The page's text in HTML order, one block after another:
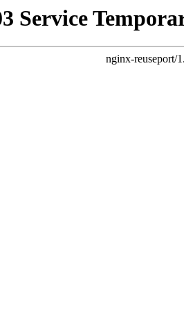
Service
nginx-reuseport/